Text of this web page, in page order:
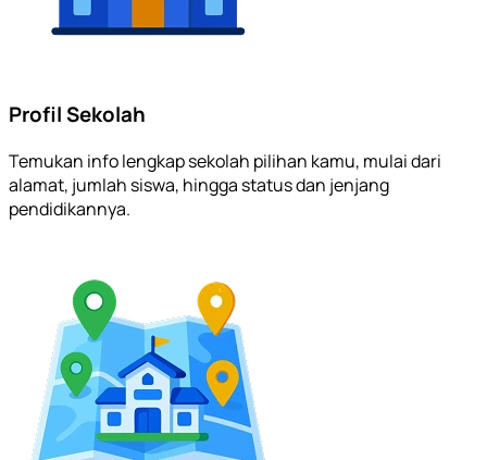
Profil Sekolah
Temukan info lengkap sekolah pilihan kamu, mulai dari
alamat, jumlah siswa, hingga status dan jenjang
pendidikannya.